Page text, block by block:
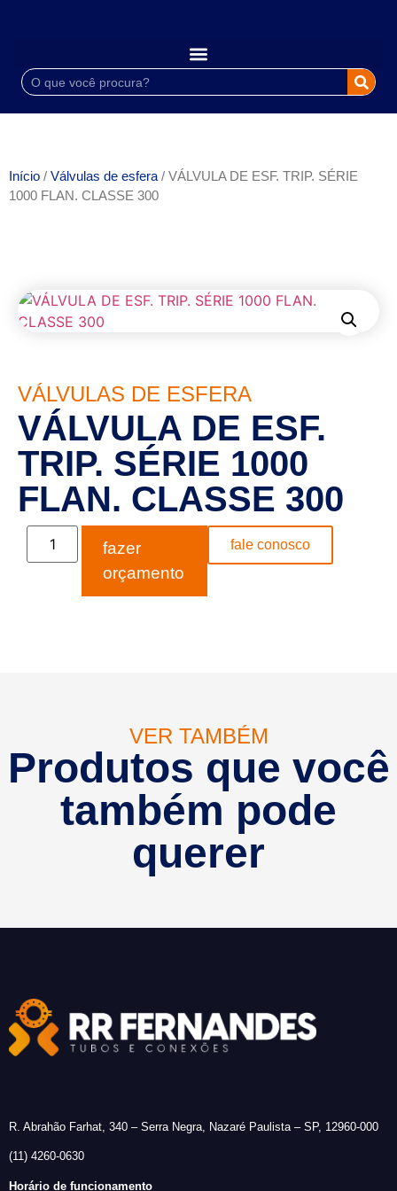
Início / Válvulas de esfera / VÁLVULA DE ESF. TRIP. SÉRIE
1000 FLAN. CLASSE 300
VÁLVULAS DE ESFERA
VÁLVULA DE ESF.
TRIP. SÉRIE 1000
FLAN. CLASSE 300
fazer
orçamento
fale conosco
VER TAMBÉM
Produtos que você
também pode
querer
R. Abrahão Farhat, 340 – Serra Negra, Nazaré Paulista – SP, 12960-000
(11) 4260-0630
Horário de funcionamento